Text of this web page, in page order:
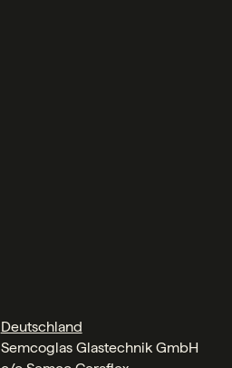
Deutschland
Semcoglas Glastechnik GmbH